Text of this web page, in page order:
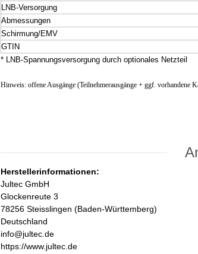
LNB-Versorgung
Abmessungen
Schirmung/EMV
GTIN
* LNB-Spannungsversorgung durch optionales Netzteil
Hinweis: offene Ausgänge (Teilnehmerausgänge + ggf. vorhandene
Herstellerinformationen:
Jultec GmbH
Glockenreute 3
78256 Steisslingen (Baden-Württemberg)
Deutschland
info@jultec.de
https://www.jultec.de